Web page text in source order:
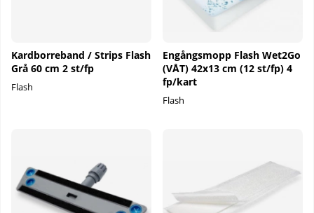
Kardborreband / Strips Flash
Grå 60 cm 2 st/fp
Flash
Engångsmopp Flash Wet2Go
(VÅT) 42x13 cm (12 st/fp) 4
fp/kart
Flash